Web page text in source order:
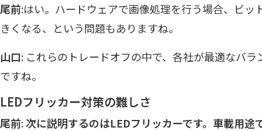
尾前:はい。ハードウェアで画像処理を行う場合、ビッ
きくなる、という問題もありますね。
山口: これらのトレードオフの中で、各社が最適なバ
ですね。
LEDフリッカー対策の難しさ
尾前:次に説明するのはLEDフリッカーです。車載用途